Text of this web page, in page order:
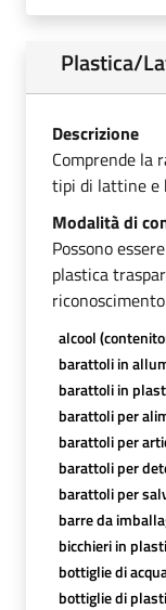
Plastica/
Descrizione
Comprende la
tipi di lattine e
Modalità di
Possono
plastica
alcool
barattoli in
barattoli in
barattoli per
barattoli per
barattoli per
barattoli per
barre da
bicchieri in
bottiglie di
bottiglie di